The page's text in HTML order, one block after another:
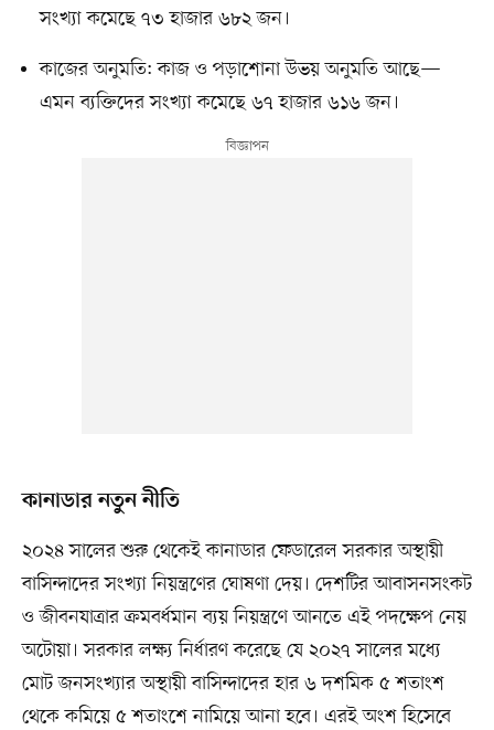
সংখ্যা কমেছে ৭৩ হাজার ৬৮২ জন।
কাজের অনুমতি: কাজ ও পড়াশোনা উভয় অনুমতি আছে—
এমন ব্যক্তিদের সংখ্যা কমেছে ৬৭ হাজার ৬১৬ জন।
কানাডার নতুন নীতি
২০২৪ সালের শুরু থেকেই কানাডার ফেডারেল সরকার অস্থায়ী
বাসিন্দাদের সংখ্যা নিয়ন্ত্রণের ঘোষণা দেয়। দেশটির আবাসনসংকট
ও জীবনযাত্রার ক্রমবর্ধমান ব্যয় নিয়ন্ত্রণে আনতে এই পদক্ষেপ নেয়
অটোয়া। সরকার লক্ষ্য নির্ধারণ করেছে যে ২০২৭ সালের মধ্যে
মোট জনসংখ্যার অস্থায়ী বাসিন্দাদের হার ৬ দশমিক ৫ শতাংশ
থেকে কমিয়ে ৫ শতাংশে নামিয়ে আনা হবে। এরই অংশ হিসেবে